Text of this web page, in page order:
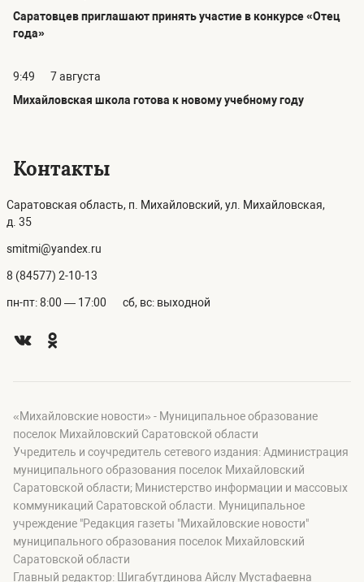
Саратовцев приглашают принять участие в конкурсе «Отец
года»
9:49
7 августа
Михайловская школа готова к новому учебному году
Контакты
Саратовская область, п. Михайловский, ул. Михайловская,
д. 35
smitmi@yandex.ru
8 (84577) 2-10-13
пн-пт: 8:00 — 17:00 сб, вс: выходной
«Михайловские новости» - Муниципальное образование
поселок Михайловский Саратовской области
Учредитель и соучредитель сетевого издания: Администрация
муниципального образования поселок Михайловский
Саратовской области; Министерство информации и массовых
коммуникаций Саратовской области. Муниципальное
учреждение "Редакция газеты "Михайловские новости"
муниципального образования поселок Михайловский
Саратовской области
Главный редактор: Шигабутдинова Айслу Мустафаевна